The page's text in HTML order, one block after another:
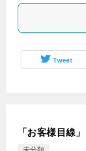
Tweet
「お客様目線